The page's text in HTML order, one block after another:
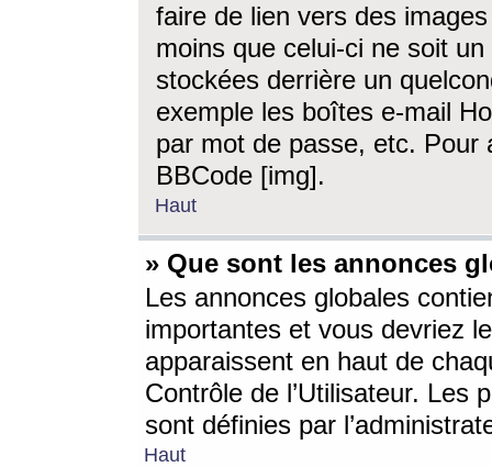
faire de lien vers des
moins que celui-ci ne soit
stockées derrière un
exemple les boîtes e-mail
par mot de passe, etc. Pour
BBCode [img].
Haut
» Que sont les annonces
Les annonces globales
importantes et vous devriez
apparaissent en haut de
Contrôle de l’Utilisateur. Les
sont définies par
Haut